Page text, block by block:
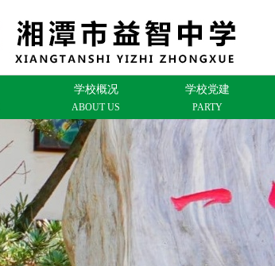
学校概况
ABOUT US
学校党建
PARTY